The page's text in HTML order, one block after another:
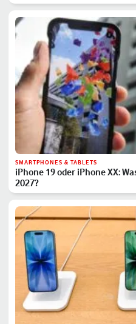
SMARTPHONES & TABLETS
iPhone 19 oder iPhone XX:
2027?